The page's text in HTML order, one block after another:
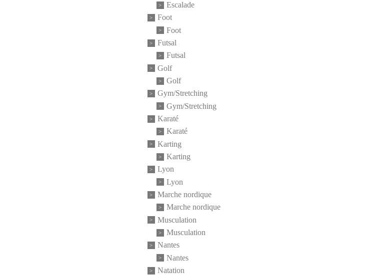
Escalade
Foot
Foot
Futsal
Futsal
Golf
Golf
Gym/Stretching
Gym/Stretching
Karaté
Karaté
Karting
Karting
Lyon
Lyon
Marche nordique
Marche nordique
Musculation
Musculation
Nantes
Nantes
Natation